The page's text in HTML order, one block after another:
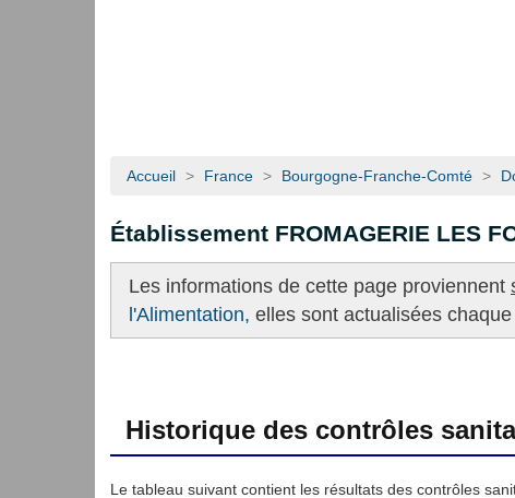
Accueil > France > Bourgogne-Franche-Comté >
Établissement FROMAGERIE LES
Les informations de cette page proviennent
l'Alimentation, elles sont actualisées
Historique des contrôles
Le tableau suivant contient les résultats des contrôles